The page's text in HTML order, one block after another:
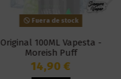
Fuera de stock
Original 100ML Vapesta -
Moreish Puff
14,90 €